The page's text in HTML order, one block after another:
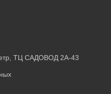
ТЦ САДОВОД 2А-43